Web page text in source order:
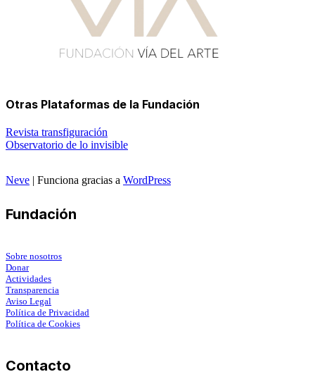
Otras Plataformas de la Fundación
Revista transfiguración
Observatorio de lo invisible
Neve | Funciona gracias a WordPress
Fundación
Sobre nosotros
Donar
Actividades
Transparencia
Aviso Legal
Política de Privacidad
Política de Cookies
Contacto